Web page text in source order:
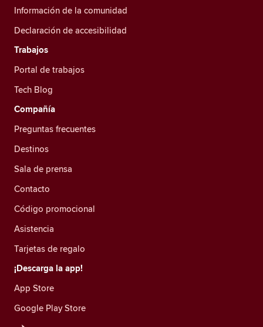
Información de la comunidad
Declaración de accesibilidad
Trabajos
Portal de trabajos
Tech Blog
Compañía
Preguntas frecuentes
Destinos
Sala de prensa
Contacto
Código promocional
Asistencia
Tarjetas de regalo
¡Descarga la app!
App Store
Google Play Store